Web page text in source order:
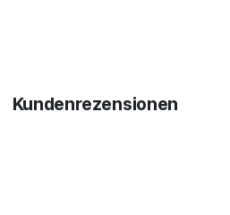
Kundenrezensionen